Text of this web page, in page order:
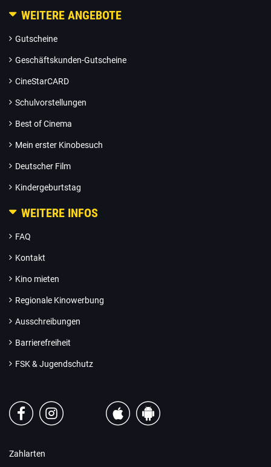
WEITERE ANGEBOTE
Gutscheine
Geschäftskunden-Gutscheine
CineStarCARD
Schulvorstellungen
Best of Cinema
Mein erster Kinobesuch
Deutscher Film
Kindergeburtstag
WEITERE INFOS
FAQ
Kontakt
Kino mieten
Regionale Kinowerbung
Ausschreibungen
Barrierefreiheit
FSK & Jugendschutz
Zahlarten